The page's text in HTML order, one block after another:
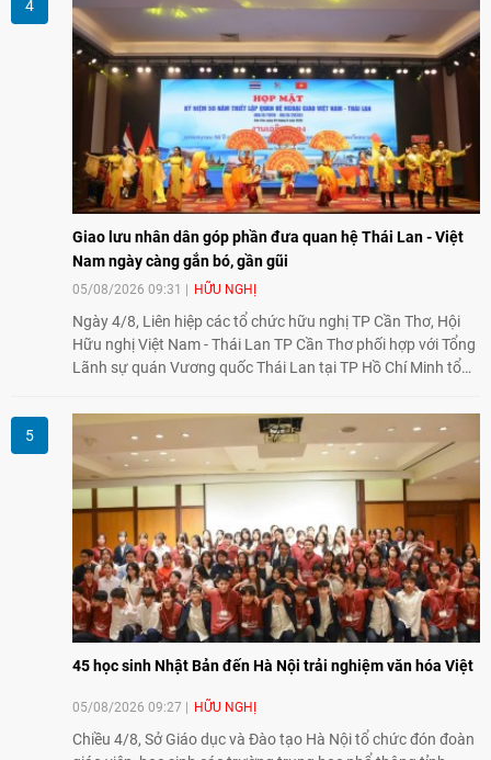
Giao lưu nhân dân góp phần đưa quan hệ Thái Lan - Việt
Nam ngày càng gắn bó, gần gũi
05/08/2026 09:31 HỮU NGHỊ
Ngày 4/8, Liên hiệp các tổ chức hữu nghị TP Cần Thơ, Hội
Hữu nghị Việt Nam - Thái Lan TP Cần Thơ phối hợp với Tổng
Lãnh sự quán Vương quốc Thái Lan tại TP Hồ Chí Minh tổ
Việt Nam - Thái Lan (1976-2026). Tại đây, nhấn mạnh vai trò
của giao lưu nhân dân, Tổng Lãnh sự Thái Lan cho biết các
hoạt động trao đổi về văn hóa, giáo dục, du lịch, ẩm thực,
nghệ thuật và giao lưu thanh niên đã góp phần đưa quan hệ
Thái Lan - Việt Nam ngày càng gắn bó, gần gũi.
45 học sinh Nhật Bản đến Hà Nội trải nghiệm văn hóa Việt
05/08/2026 09:27 HỮU NGHỊ
Chiều 4/8, Sở Giáo dục và Đào tạo Hà Nội tổ chức đón đoàn